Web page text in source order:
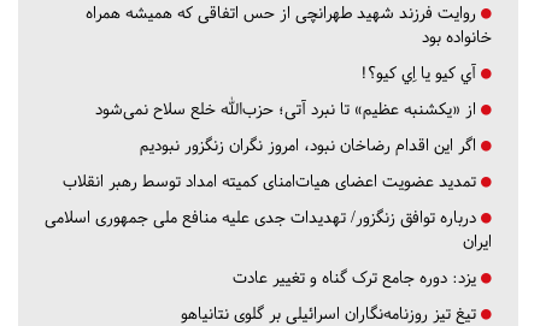
روایت فرزند شهید طهرانچی از حس اتفاقی که همیشه همراه
خانواده بود
آي كيو يا اِي كيو؟!
از «یکشنبه عظیم» تا نبرد آتی؛ حزب‌الله خلع سلاح نمی‌شود
اگر این اقدام رضاخان نبود، امروز نگران زنگزور نبودیم
تمدید عضویت اعضای هیات‌امنای کمیته امداد توسط رهبر انقلاب
درباره توافق زنگزور/ تهدیدات جدی علیه منافع ملی جمهوری اسلامی
ایران
یزد: دوره جامع ترک گناه و تغییر عادت
تیغ تیز روزنامه‌نگاران اسرائیلی بر گلوی نتانیاهو